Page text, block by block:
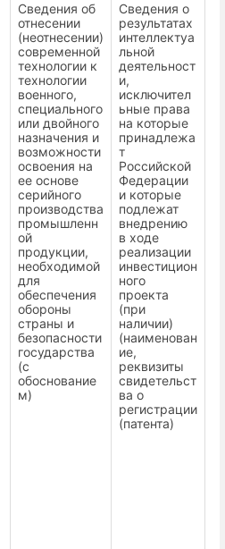
Сведения об
отнесении
(неотнесении)
современной
технологии к
технологии
военного,
специального
или двойного
назначения и
возможности
освоения на
ее основе
серийного
производства
промышленн
ой
продукции,
необходимой
для
обеспечения
обороны
страны и
безопасности
государства
(с
обоснование
м)
Сведения о
результатах
интеллектуа
льной
деятельност
и,
исключител
ьные права
на которые
принадлежа
т
Российской
Федерации
и которые
подлежат
внедрению
в ходе
реализации
инвестицион
ного
проекта
(при
наличии)
(наименован
ие,
реквизиты
свидетельст
ва о
регистрации
(патента)